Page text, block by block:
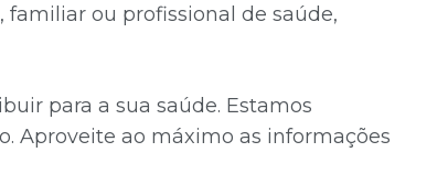
familiar ou profissional de saúde,
para a sua saúde. Estamos
Aproveite ao máximo as informações